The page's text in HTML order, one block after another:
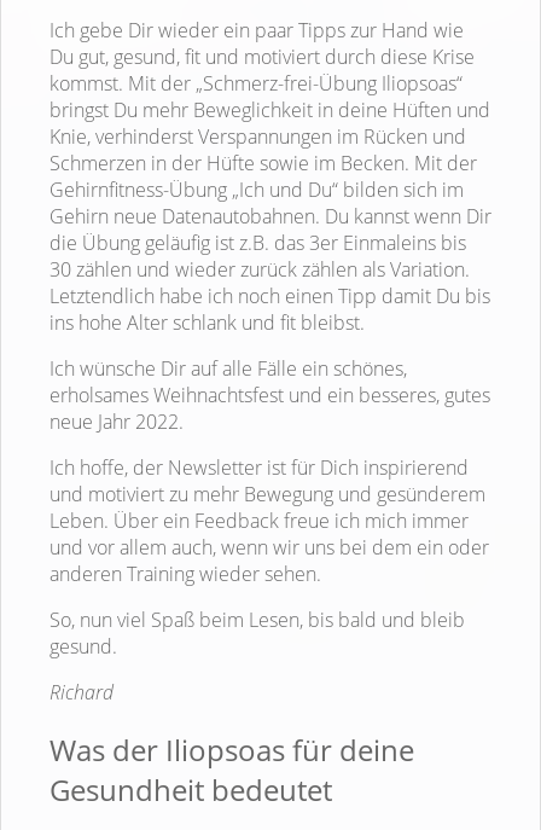
Ich gebe Dir wieder ein paar Tipps zur Hand wie
Du gut, gesund, fit und motiviert durch diese Krise
kommst. Mit der „Schmerz-frei-Übung Iliopsoas“
bringst Du mehr Beweglichkeit in deine Hüften und
Knie, verhinderst Verspannungen im Rücken und
Schmerzen in der Hüfte sowie im Becken. Mit der
Gehirnfitness-Übung „Ich und Du“ bilden sich im
Gehirn neue Datenautobahnen. Du kannst wenn Dir
die Übung geläufig ist z.B. das 3er Einmaleins bis
30 zählen und wieder zurück zählen als Variation.
Letztendlich habe ich noch einen Tipp damit Du bis
ins hohe Alter schlank und fit bleibst.
Ich wünsche Dir auf alle Fälle ein schönes,
erholsames Weihnachtsfest und ein besseres, gutes
neue Jahr 2022.
Ich hoffe, der Newsletter ist für Dich inspirierend
und motiviert zu mehr Bewegung und gesünderem
Leben. Über ein Feedback freue ich mich immer
und vor allem auch, wenn wir uns bei dem ein oder
anderen Training wieder sehen.
So, nun viel Spaß beim Lesen, bis bald und bleib
gesund.
Richard
Was der Iliopsoas für deine
Gesundheit bedeutet